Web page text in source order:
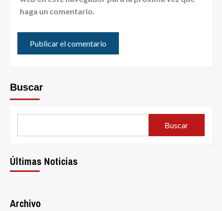
haga un comentario.
Buscar
Buscar
Últimas Noticias
Archivo